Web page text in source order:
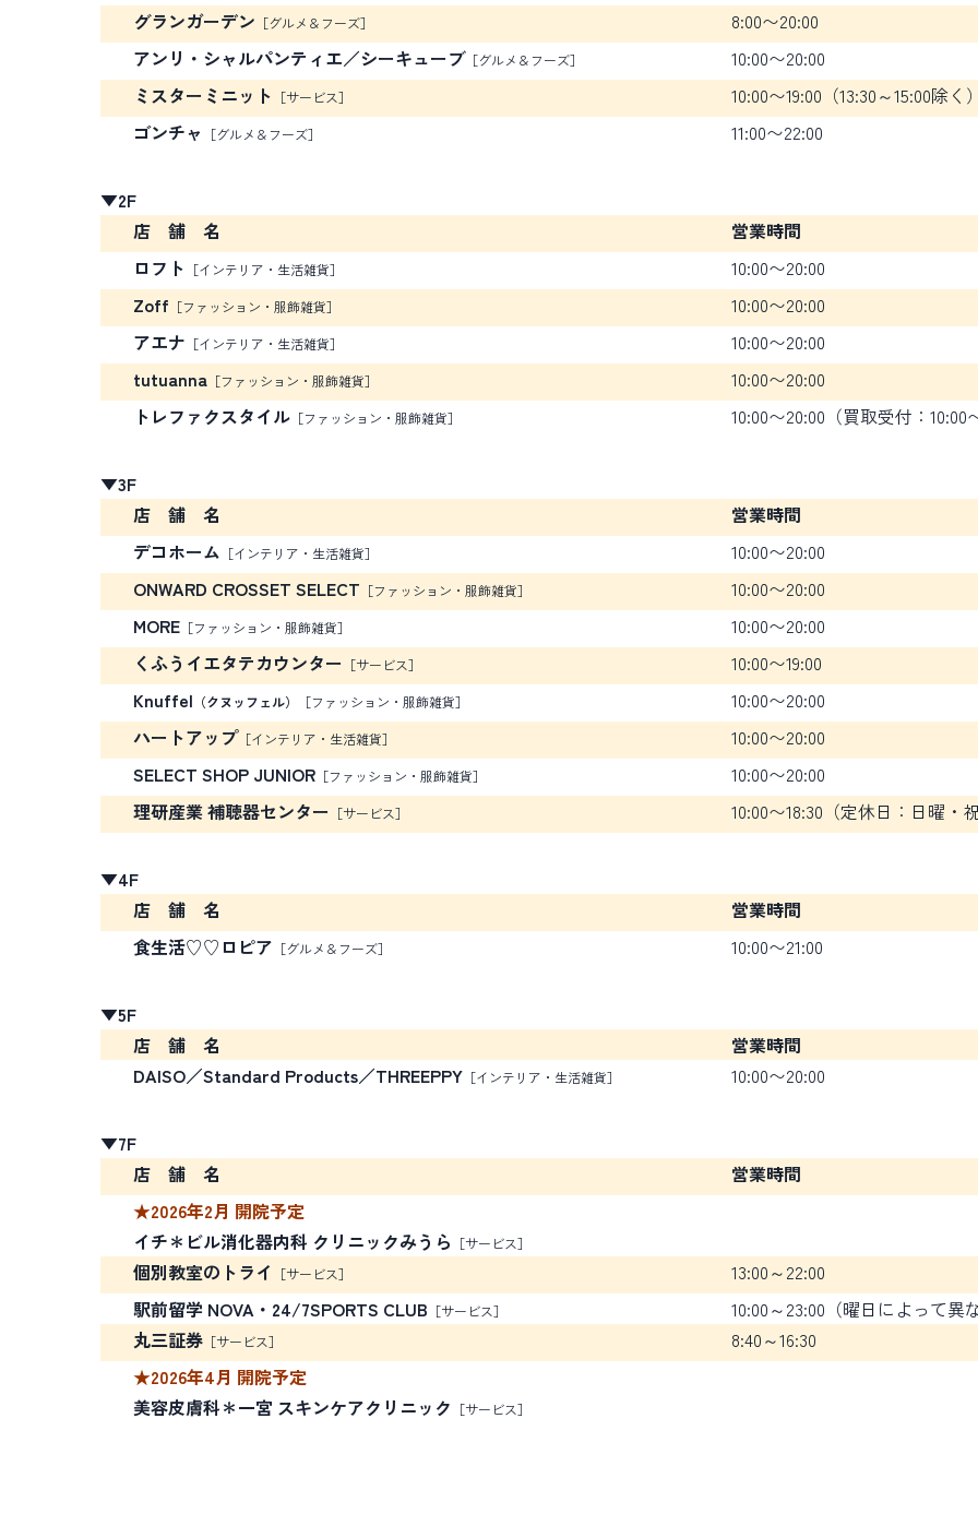
グランガーデン ［グルメ＆フーズ］
8:00〜20:00
アンリ・シャルパンティエ／シーキューブ［グルメ＆フーズ］
10:00〜20:00
ミスターミニット ［サービス］
10:00〜19:00（13:30～15:00除く
ゴンチャ
［グルメ＆フーズ］ 11:00〜22:00
▼2F
店 舗 名
営業時間
ロフト ［インテリア・生活雑貨］
10:00〜20:00
Zoff ［ファッション・服飾雑貨］
10:00〜20:00
アエナ ［インテリア・生活雑貨］
10:00〜20:00
tutuanna ［ファッション・服飾雑貨］
10:00〜20:00
トレファクスタイル ［ファッション・服飾雑貨］ 10:00〜20:00（買取受付：10:00
▼3F
店 舗 名
営業時間
デコホーム ［インテリア・生活雑貨］
10:00〜20:00
ONWARD CROSSET SELECT ［ファッション・服飾雑貨］
10:00〜20:00
MORE ［ファッション・服飾雑貨］
10:00〜20:00
くふうイエタテカウンター ［サービス］
10:00〜19:00
Knuffel （クヌッフェル） ［ファッション・服飾雑貨］
10:00〜20:00
ハートアップ［インテリア・生活雑貨］
10:00〜20:00
SELECT SHOP JUNIOR ［ファッション・服飾雑貨］
10:00〜20:00
理研産業 補聴器センター ［サービス］ 10:00〜18:30（定休日：日曜・
▼4F
店 舗 名
営業時間
食生活♡♡ロピア ［グルメ＆フーズ］ 10:00〜21:00
▼5F
店 舗 名
営業時間
DAISO／Standard Products／THREEPPY ［インテリア・生活雑貨］ 10:00〜20:00
▼7F
店 舗 名
営業時間
★2026年2月 開院予定
イチ＊ビル消化器内科 クリニックみうら ［サービス］
個別教室のトライ ［サービス］
13:00～22:00
駅前留学 NOVA・24/7SPORTS CLUB ［サービス］
10:00～23:00（曜日によって異
丸三証券 ［サービス］
8:40～16:30
★2026年4月 開院予定
美容皮膚科＊一宮 スキンケアクリニック ［サービス］